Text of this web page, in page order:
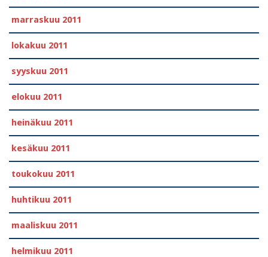
marraskuu 2011
lokakuu 2011
syyskuu 2011
elokuu 2011
heinäkuu 2011
kesäkuu 2011
toukokuu 2011
huhtikuu 2011
maaliskuu 2011
helmikuu 2011